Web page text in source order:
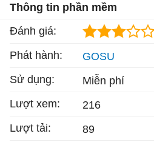
Thông tin phần mềm
Đánh giá:
Phát hành:
GOSU
Sử dụng:
Miễn phí
Lượt xem:
216
Lượt tải:
89